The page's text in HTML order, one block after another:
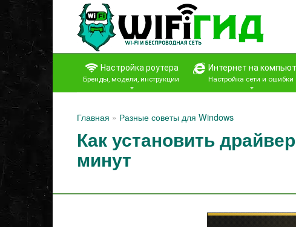
Перейти
контенту
Настройка роутера
Бренды, модели, инструкции
Интернет на
Настройка сети и ошибки
Главная » Разные советы для Windows
Как установить
минут